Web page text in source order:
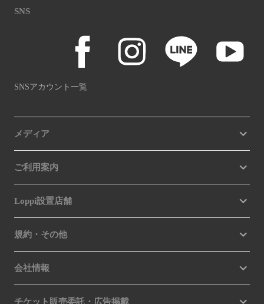
SNS
SNSアカウント一覧
メディア
ご利用案内
Loppi設置店舗
規約・その他
会社情報
チケット販売委託・広告掲載